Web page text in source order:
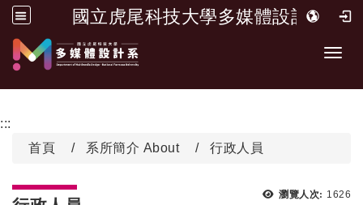
國立虎尾科技大學多媒體設計系
跳到主要內容 開啟
:::
首頁
系所簡介 About 行政人員
瀏覽人次: 瀏覽
1626